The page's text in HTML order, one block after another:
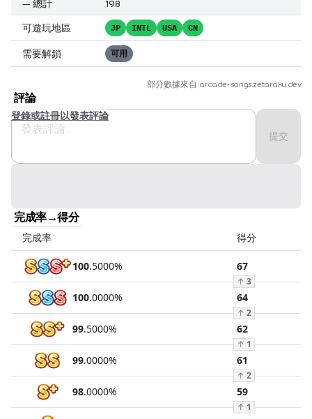
— 總計 198
可遊玩地區 JP INTL USA CN
需要解鎖 可用
部分數據來自 arcade-songs.zetaraku.dev
評論
提交
登錄或註冊以發表評論
完成率→得分
完成率 得分
100.5000% 67
↑ 3
100.0000% 64
↑ 2
99.5000% 62
↑ 1
99.0000% 61
↑ 2
98.0000% 59
↑ 1